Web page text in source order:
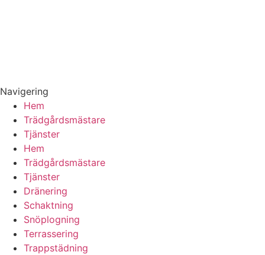
Navigering
Hem
Trädgårdsmästare
Tjänster
Hem
Trädgårdsmästare
Tjänster
Dränering
Schaktning
Snöplogning
Terrassering
Trappstädning